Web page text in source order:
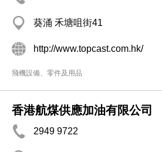
葵涌 禾塘咀街41
http://www.topcast.com.hk/
飛機設備、零件及用品
香港航煤供應加油有限公司
2949 9722